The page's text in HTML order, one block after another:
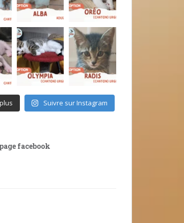
Suivre sur Instagram
facebook